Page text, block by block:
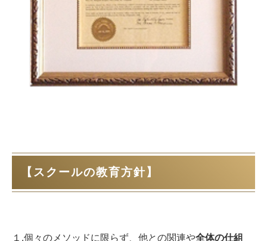
【スクールの教育方針】
１.個々のメソッドに限らず、他との関連や全体の仕組